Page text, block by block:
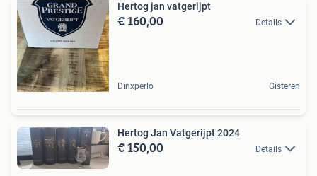
Hertog jan vatgerijpt
€ 160,00 Details
Dinxperlo Gisteren
Hertog Jan Vatgerijpt 2024
€ 150,00 Details